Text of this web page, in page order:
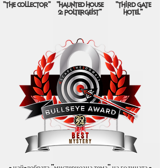
"the collector"
"haunted house
2: poltergeist"
"third gate
hotel"